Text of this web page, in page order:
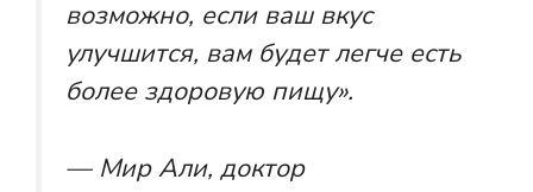
возможно, если ваш вкус
улучшится, вам будет легче есть
более здоровую пищу».
— Мир Али, доктор